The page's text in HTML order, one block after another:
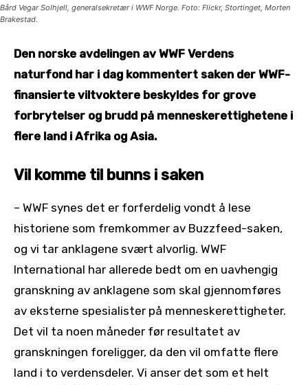
Bård Vegar Solhjell, generalsekretær i WWF Norge. Foto: Flickr, Stortinget, Morten
Brakestad.
Den norske avdelingen av WWF Verdens
naturfond har i dag kommentert saken der WWF-
finansierte viltvoktere beskyldes for grove
forbrytelser og brudd på menneskerettighetene i
flere land i Afrika og Asia.
Vil komme til bunns i saken
– WWF synes det er forferdelig vondt å lese
historiene som fremkommer av Buzzfeed-saken,
og vi tar anklagene svært alvorlig. WWF
International har allerede bedt om en uavhengig
granskning av anklagene som skal gjennomføres
av eksterne spesialister på menneskerettigheter.
Det vil ta noen måneder før resultatet av
granskningen foreligger, da den vil omfatte flere
land i to verdensdeler. Vi anser det som et helt